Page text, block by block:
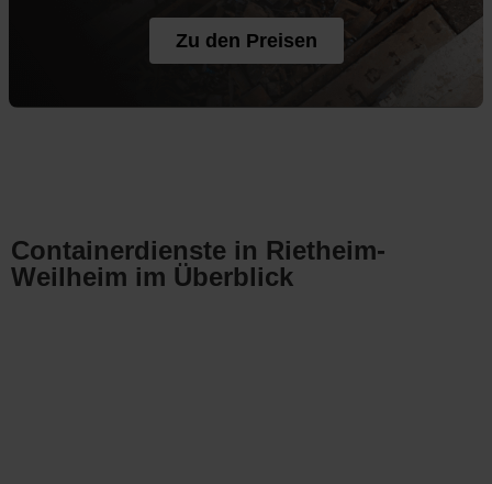
Zu den Preisen
Containerdienste in Rietheim-
Weilheim im Überblick